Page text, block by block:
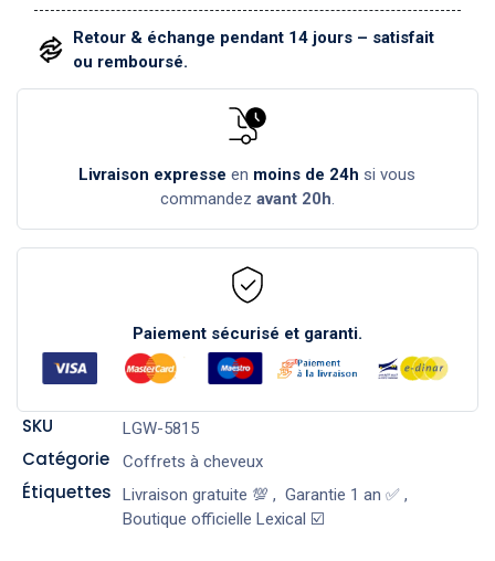
Retour & échange pendant 14 jours – satisfait
ou remboursé.
Livraison expresse en moins de 24h si vous
commandez avant 20h.
Paiement sécurisé et garanti.
SKU LGW-5815
Catégorie Coffrets à cheveux
Étiquettes Livraison gratuite 💯 , Garantie 1 an ✅,
Boutique officielle Lexical ☑️